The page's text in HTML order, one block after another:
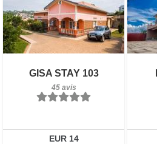
GISA STAY 103
45 avis
EUR 14
Petit-déjeuner inclus
45 avis
Réserver